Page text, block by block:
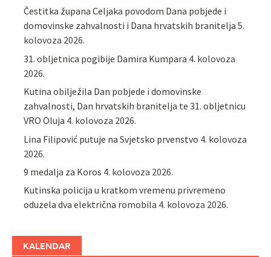
Čestitka župana Celjaka povodom Dana pobjede i
domovinske zahvalnosti i Dana hrvatskih branitelja 5.
kolovoza 2026.
31. obljetnica pogibije Damira Kumpara 4. kolovoza
2026.
Kutina obilježila Dan pobjede i domovinske
zahvalnosti, Dan hrvatskih branitelja te 31. obljetnicu
VRO Oluja 4. kolovoza 2026.
Lina Filipović putuje na Svjetsko prvenstvo 4. kolovoza
2026.
9 medalja za Koros 4. kolovoza 2026.
Kutinska policija u kratkom vremenu privremeno
oduzela dva električna romobila 4. kolovoza 2026.
KALENDAR